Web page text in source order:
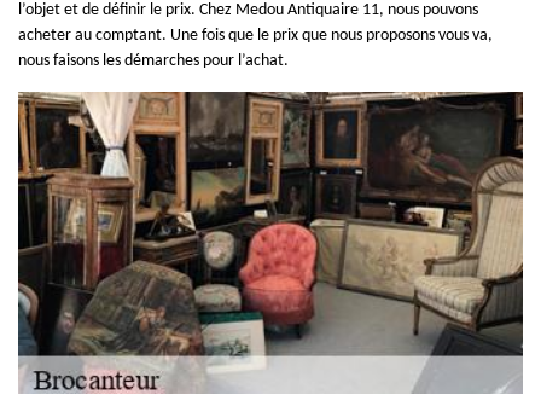
l’objet et de définir le prix. Chez Medou Antiquaire 11, nous pouvons
acheter au comptant. Une fois que le prix que nous proposons vous va,
nous faisons les démarches pour l’achat.